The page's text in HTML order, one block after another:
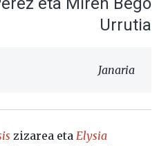
Urrutia
Janaria
zizarea eta Elysia